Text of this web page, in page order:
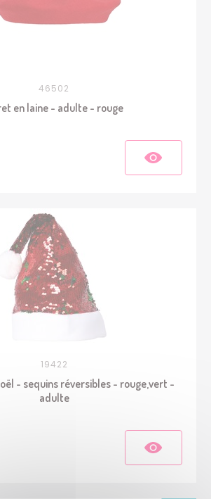
46502
en laine - adulte - rouge
19422
- sequins réversibles - rouge,vert -
adulte